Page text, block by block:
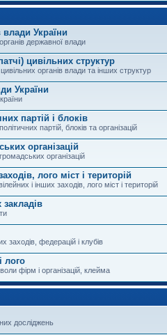
України
державної влади
цивільних структур
органів влади та інших структур
України
партій і блоків
партій, блоків та організацій
організацій
організацій
лого міст і територій
і інших заходів, лого міст і територій
заходів, федерацій і клубів
лого
фірм і організацій, клейма
досліджень